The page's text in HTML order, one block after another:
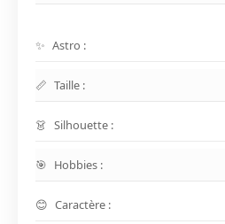
Astro :
Taille :
Silhouette :
Hobbies :
Caractère :